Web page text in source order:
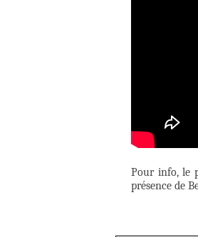
Pour info, le
présence de